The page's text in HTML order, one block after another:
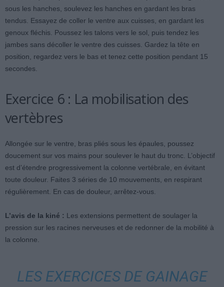
sous les hanches, soulevez les hanches en gardant les bras
tendus. Essayez de coller le ventre aux cuisses, en gardant les
genoux fléchis. Poussez les talons vers le sol, puis tendez les
jambes sans décoller le ventre des cuisses. Gardez la tête en
position, regardez vers le bas et tenez cette position pendant 15
secondes.
Exercice 6 : La mobilisation des
vertèbres
Allongée sur le ventre, bras pliés sous les épaules, poussez
doucement sur vos mains pour soulever le haut du tronc. L’objectif
est d’étendre progressivement la colonne vertébrale, en évitant
toute douleur. Faites 3 séries de 10 mouvements, en respirant
régulièrement. En cas de douleur, arrêtez-vous.
L’avis de la kiné : Les extensions permettent de soulager la
pression sur les racines nerveuses et de redonner de la mobilité à
la colonne.
LES EXERCICES DE GAINAGE